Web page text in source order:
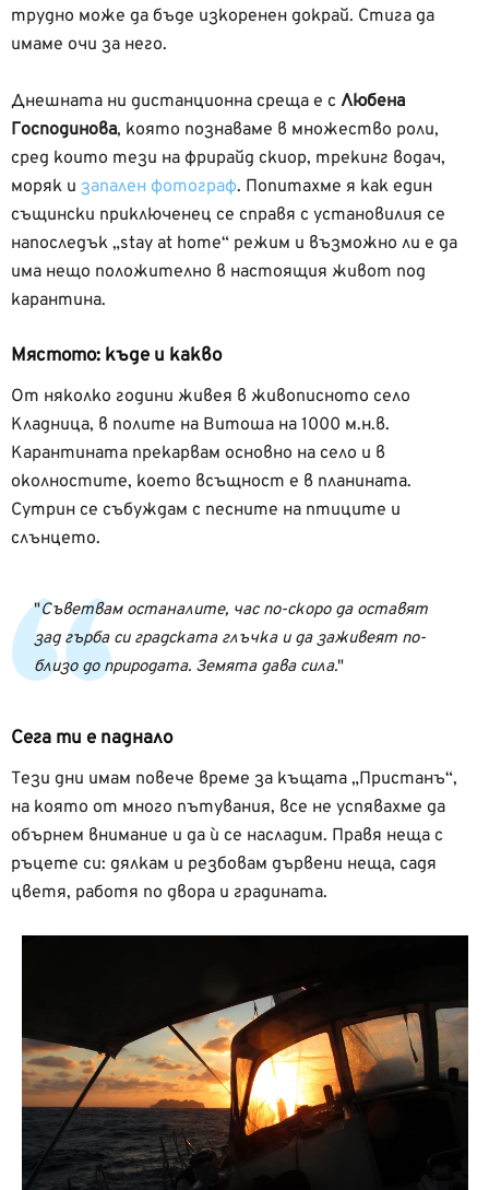
трудно може да бъде изкоренен докрай. Стига да
имаме очи за него.
Днешната ни дистанционна среща е с Любена
Господинова, която познаваме в множество роли,
сред които тези на фрирайд скиор, трекинг водач,
моряк и запален фотограф. Попитахме я как един
същински приключенец се справя с установилия се
напоследък „stay at home“ режим и възможно ли е да
има нещо положително в настоящия живот под
карантина.
Мястото: къде и какво
От няколко години живея в живописното село
Кладница, в полите на Витоша на 1000 м.н.в.
Карантината прекарвам основно на село и в
околностите, което всъщност е в планината.
Сутрин се събуждам с песните на птиците и
слънцето.
Съветвам останалите, час по-скоро да оставят
зад гърба си градската глъчка и да заживеят по-
близо до природата. Земята дава сила.
Сега ти е паднало
Тези дни имам повече време за къщата „Пристанъ“,
на която от много пътувания, все не успявахме да
обърнем внимание и да ѝ се насладим. Правя неща с
ръцете си: дялкам и резбовам дървени неща, садя
цветя, работя по двора и градината.